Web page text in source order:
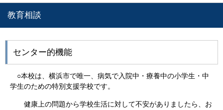
教育相談
センター的機能
○本校は、横浜市で唯一、病気で入院中・療養中の小学生・中
学生のための特別支援学校です。
健康上の問題から学校生活に対して不安がありましたら、お